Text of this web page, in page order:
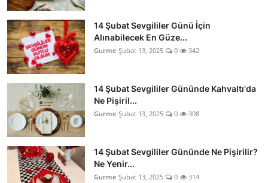
14 Şubat Sevgililer Günü İçin
Alınabilecek En Güze...
Gurme Şubat 13, 2025 0 342
14 Şubat Sevgililer Gününde Kahvaltı'da
Ne Pişiril...
Gurme Şubat 13, 2025 0 308
14 Şubat Sevgililer Gününde Ne Pişirilir?
Ne Yenir...
Gurme Şubat 13, 2025 0 314